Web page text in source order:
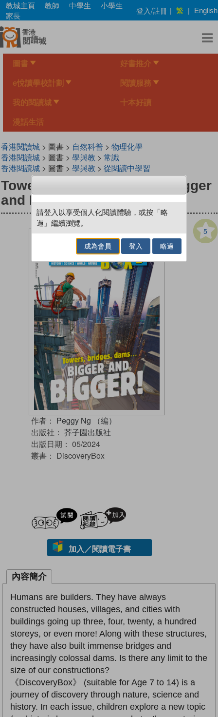
Skip
main
content
教城主頁 教師 中學生
小學生
家長
登入/註冊 | 繁 | English
圖書 好書推介
e悅讀學校計劃 閱讀服務
我的閱讀城 十本好讀
漫話生活
香港閱讀城> 圖書 > 自然科普> 物理化學
香港閱讀城> 圖書 > 學與教 > 常識
香港閱讀城> 圖書 > 學與教 > 從閱讀中學習
Towers, Bridges, dams… Bigger
and Bigger!
5
作者： Peggy Ng （編）
出版社： 芥子園出版社
出版日期： 05/2024
叢書： DiscoveryBox
試閲
加入／閱讀電子書
內容簡介
Humans are builders. They have always
constructed houses, villages, and cities with
buildings going up three, four, twenty, a hundred
storeys, or even more! Along with these structures,
they have also built immense bridges and
increasingly colossal dams. Is there any limit to the
size of our constructions?
《DiscoveryBox》 (suitable for Age 7 to 14) is a
journey of discovery through nature, science and
history. In each issue, children explore a new topic
請登入以享受個人化閱讀體驗，或按「略
過」繼續瀏覽。
成為會員 登入 略過